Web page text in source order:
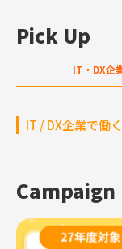
Pick Up
IT・DX企
IT / DX企業で働
Campaign